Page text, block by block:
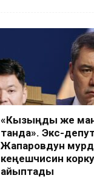
«Кызыңды же
танда». Экс-
Жапаровдун
кеңешчисин
айыптады